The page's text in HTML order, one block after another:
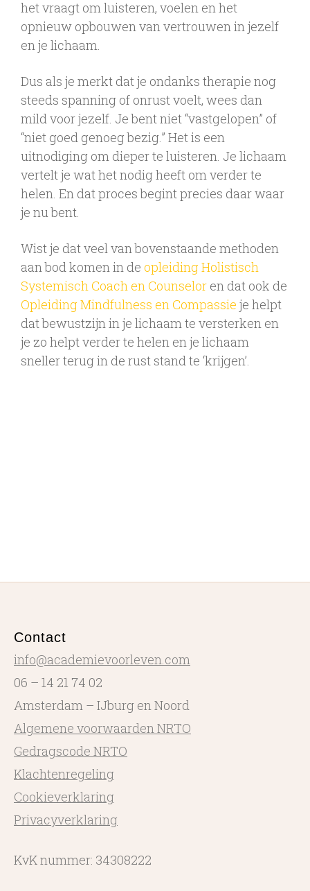
het vraagt om luisteren, voelen en het
opnieuw opbouwen van vertrouwen in jezelf
en je lichaam.
Dus als je merkt dat je ondanks therapie nog
steeds spanning of onrust voelt, wees dan
mild voor jezelf. Je bent niet “vastgelopen” of
“niet goed genoeg bezig.” Het is een
uitnodiging om dieper te luisteren. Je lichaam
vertelt je wat het nodig heeft om verder te
helen. En dat proces begint precies daar waar
je nu bent.
Wist je dat veel van bovenstaande methoden
aan bod komen in de opleiding Holistisch
Systemisch Coach en Counselor en dat ook de
Opleiding Mindfulness en Compassie je helpt
dat bewustzijn in je lichaam te versterken en
je zo helpt verder te helen en je lichaam
sneller terug in de rust stand te ‘krijgen’.
Contact
info@academievoorleven.com
06 – 14 21 74 02
Amsterdam – IJburg en Noord
Algemene voorwaarden NRTO
Gedragscode NRTO
Klachtenregeling
Cookieverklaring
Privacyverklaring
KvK nummer: 34308222